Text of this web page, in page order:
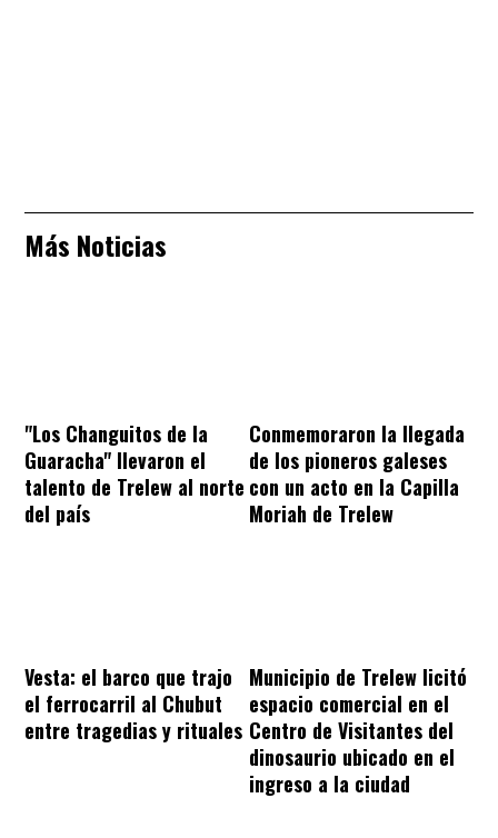
Más Noticias
"Los Changuitos de la
Guaracha" llevaron el
talento de Trelew al norte
del país
Conmemoraron la llegada
de los pioneros galeses
con un acto en la Capilla
Moriah de Trelew
Vesta: el barco que trajo
el ferrocarril al Chubut
entre tragedias y rituales
Municipio de Trelew licitó
espacio comercial en el
Centro de Visitantes del
dinosaurio ubicado en el
ingreso a la ciudad